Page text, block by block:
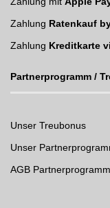
Zahlung Ratenkauf
Zahlung Kreditkarte
Partnerprogramm /
Unser Treubonus
Unser
AGB Partnerprogramm